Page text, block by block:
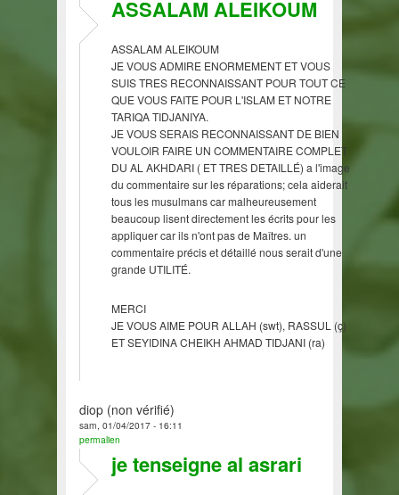
ASSALAM ALEIKOUM
ASSALAM ALEIKOUM
JE VOUS ADMIRE ENORMEMENT ET VOUS
SUIS TRES RECONNAISSANT POUR TOUT CE
QUE VOUS FAITE POUR L'ISLAM ET NOTRE
TARIQA TIDJANIYA.
JE VOUS SERAIS RECONNAISSANT DE BIEN
VOULOIR FAIRE UN COMMENTAIRE COMPLET
DU AL AKHDARI ( ET TRES DETAILLÉ) a l'image
du commentaire sur les réparations; cela aiderait
tous les musulmans car malheureusement
beaucoup lisent directement les écrits pour les
appliquer car ils n'ont pas de Maîtres. un
commentaire précis et détaillé nous serait d'une
grande UTILITÉ.
MERCI
JE VOUS AIME POUR ALLAH (swt), RASSUL (ç)
ET SEYIDINA CHEIKH AHMAD TIDJANI (ra)
diop (non vérifié)
sam, 01/04/2017 - 16:11
permalien
je tenseigne al asrari